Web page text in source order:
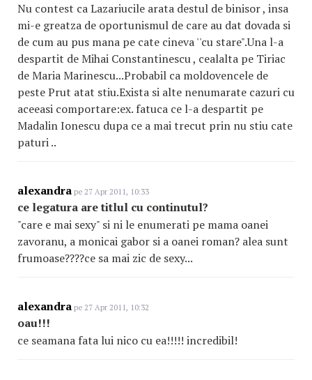
Nu contest ca Lazariucile arata destul de binisor , insa
mi-e greatza de oportunismul de care au dat dovada si
de cum au pus mana pe cate cineva ''cu stare".Una l-a
despartit de Mihai Constantinescu , cealalta pe Tiriac
de Maria Marinescu...Probabil ca moldovencele de
peste Prut atat stiu.Exista si alte nenumarate cazuri cu
aceeasi comportare:ex. fatuca ce l-a despartit pe
Madalin Ionescu dupa ce a mai trecut prin nu stiu cate
paturi ..
alexandra pe 27 Apr 2011, 10:33
ce legatura are titlul cu continutul?
"care e mai sexy" si ni le enumerati pe mama oanei
zavoranu, a monicai gabor si a oanei roman? alea sunt
frumoase????ce sa mai zic de sexy...
alexandra pe 27 Apr 2011, 10:32
oau!!!
ce seamana fata lui nico cu ea!!!!! incredibil!